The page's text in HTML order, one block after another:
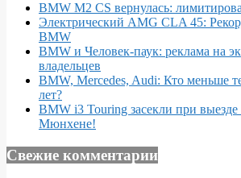
BMW M2 CS вернулась:
Электрический AMG CLA 45:
BMW
BMW и Человек-паук: реклама на
владельцев
BMW, Mercedes, Audi: Кто меньше
лет?
BMW i3 Touring засекли при выезде
Мюнхене!
Свежие комментарии